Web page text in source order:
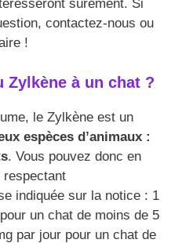
sûrement. Si
contactez-nous ou
!
Zylkène à un chat ?
le Zylkène est un
espèces d’animaux :
. Vous pouvez donc en
respectant
indiquée sur la notice : 1
un chat de moins de 5
par jour pour un chat de